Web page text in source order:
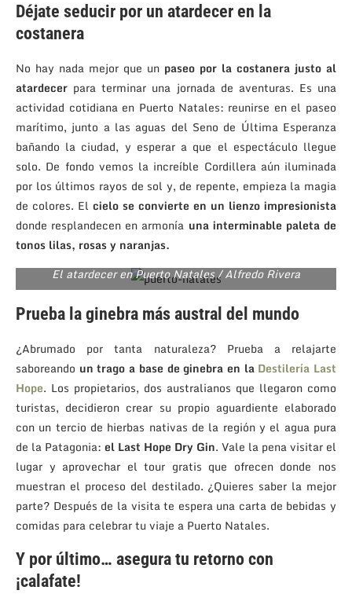
Déjate seducir por un atardecer en la
costanera
No hay nada mejor que un paseo por la costanera justo al
atardecer para terminar una jornada de aventuras. Es una
actividad cotidiana en Puerto Natales: reunirse en el paseo
marítimo, junto a las aguas del Seno de Última Esperanza
bañando la ciudad, y esperar a que el espectáculo llegue
solo. De fondo vemos la increíble Cordillera aún iluminada
por los últimos rayos de sol y, de repente, empieza la magia
de colores. El cielo se convierte en un lienzo impresionista
donde resplandecen en armonía una interminable paleta de
tonos lilas, rosas y naranjas.
El atardecer en Puerto Natales / Alfredo Rivera
Prueba la ginebra más austral del mundo
¿Abrumado por tanta naturaleza? Prueba a relajarte
saboreando un trago a base de ginebra en la Destilería Last
Hope. Los propietarios, dos australianos que llegaron como
turistas, decidieron crear su propio aguardiente elaborado
con un tercio de hierbas nativas de la región y el agua pura
de la Patagonia: el Last Hope Dry Gin. Vale la pena visitar el
lugar y aprovechar el tour gratis que ofrecen donde nos
muestran el proceso del destilado. ¿Quieres saber la mejor
parte? Después de la visita te espera una carta de bebidas y
comidas para celebrar tu viaje a Puerto Natales.
Y por último… asegura tu retorno con
¡calafate!